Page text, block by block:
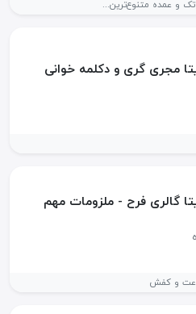
و عمده متنوع‌ترین...
مجری گری و دکلمه خوانی
گالری فرح - ملزومات مهم
و کفش